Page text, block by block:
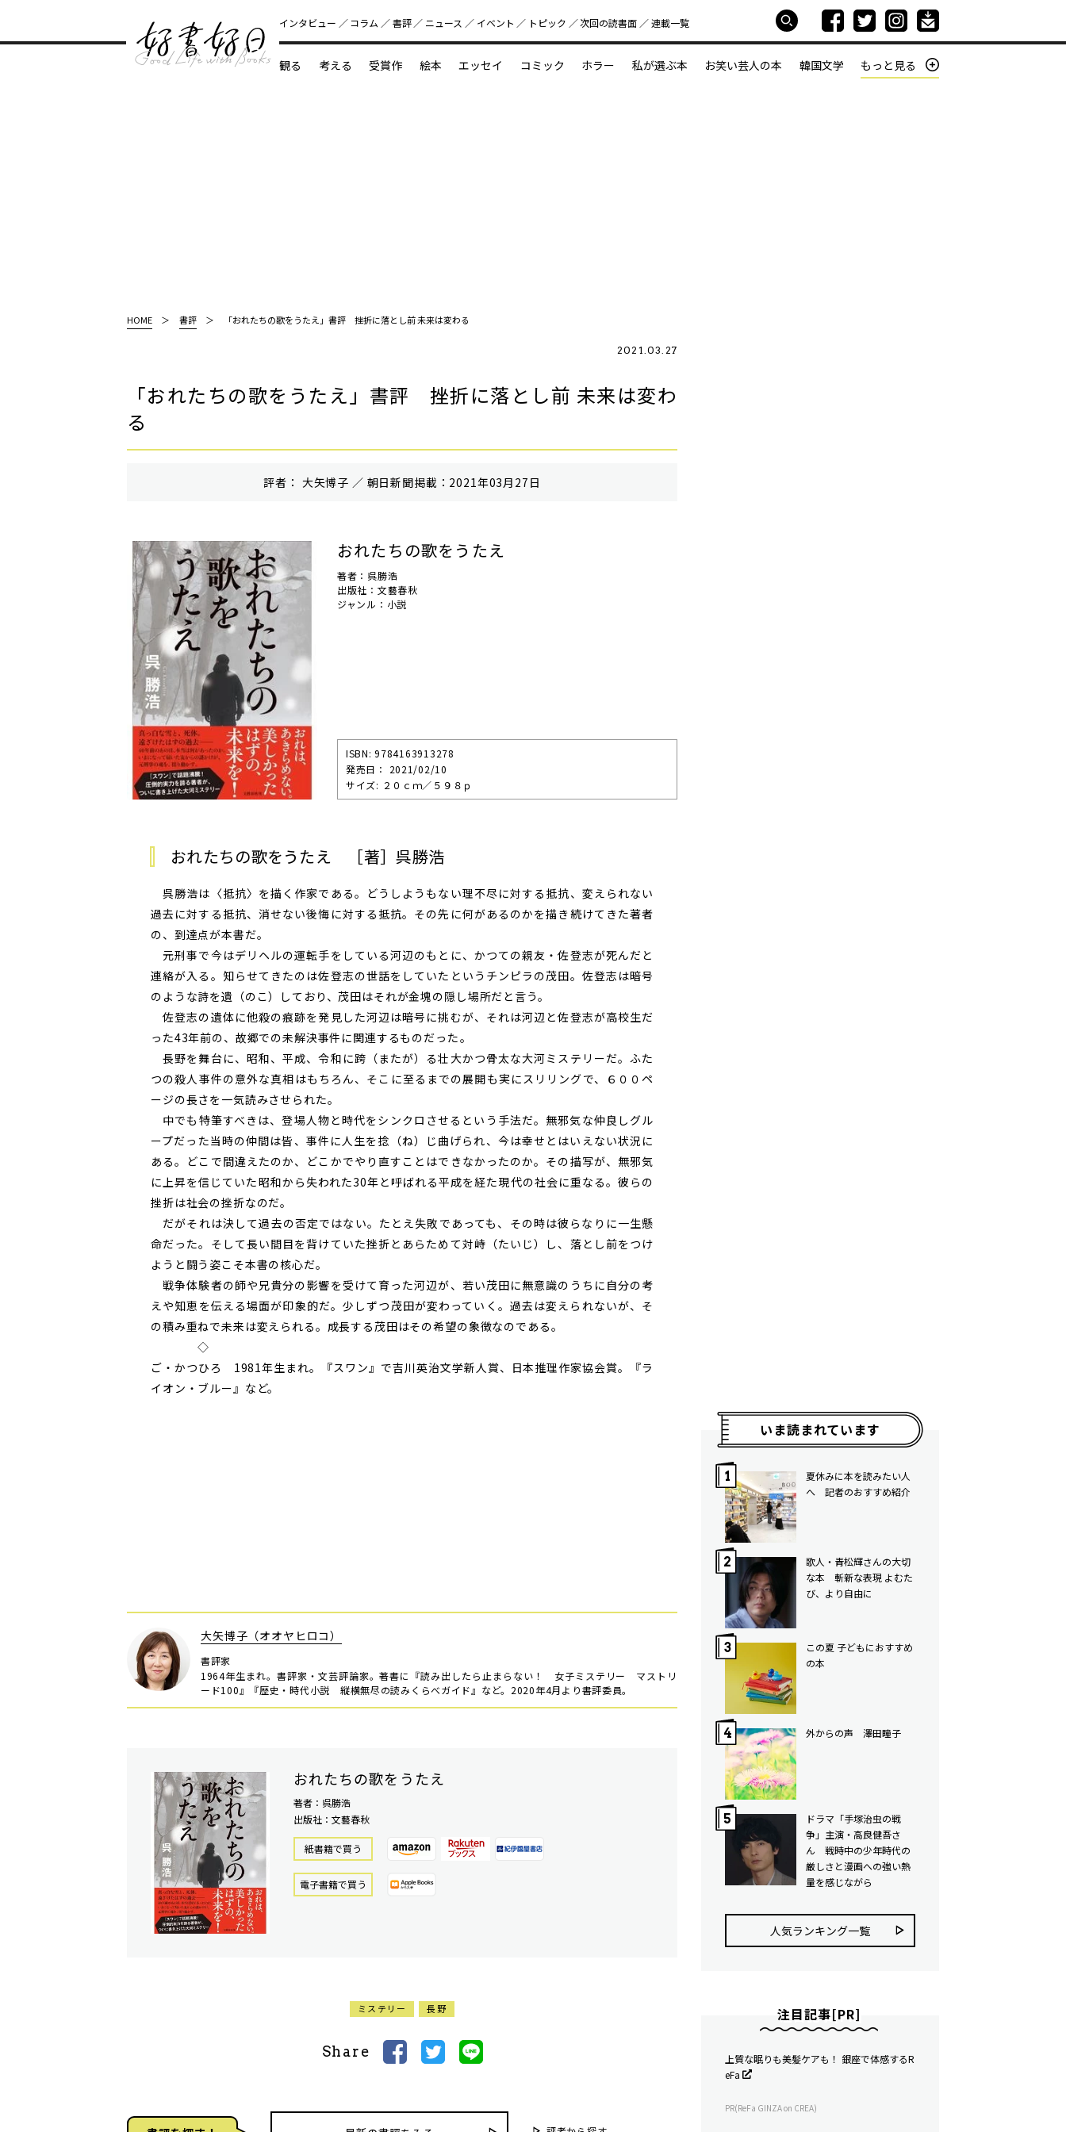
好書好日
インタビュー コラム 書評 ニュース イベント トピック 次回の読書⾯ 連載一覧
観る 考える 受賞作 絵本 エッセイ コミック ホラー 私が選ぶ本 お笑い芸人の本 韓国文学 もっと見る
HOME 書評 「おれたちの歌をうたえ」書評 挫折に落とし前 未来は変わる
2021.03.27
「おれたちの歌をうたえ」書評 挫折に落とし前 未来は変わ
る
評者： 大矢博子 ／ 朝⽇新聞掲載：2021年03月27日
おれたちの歌をうたえ
著者：呉勝浩
出版社：文藝春秋
ジャンル：小説
ISBN: 9784163913278
発売⽇： 2021/02/10
サイズ: ２０ｃｍ／５９８ｐ
おれたちの歌をうたえ ［著］呉勝浩
呉勝浩は〈抵抗〉を描く作家である。どうしようもない理不尽に対する抵抗、変えられない
過去に対する抵抗、消せない後悔に対する抵抗。その先に何があるのかを描き続けてきた著者
の、到達点が本書だ。
元刑事で今はデリヘルの運転手をしている河辺のもとに、かつての親友・佐登志が死んだと
連絡が入る。知らせてきたのは佐登志の世話をしていたというチンピラの茂田。佐登志は暗号
のような詩を遺（のこ）しており、茂田はそれが金塊の隠し場所だと言う。
佐登志の遺体に他殺の痕跡を発見した河辺は暗号に挑むが、それは河辺と佐登志が高校生だ
った43年前の、故郷での未解決事件に関連するものだった――。
長野を舞台に、昭和、平成、令和に跨（またが）る壮大かつ骨太な大河ミステリーだ。ふた
つの殺人事件の意外な真相はもちろん、そこに至るまでの展開も実にスリリングで、６００ペ
ージの長さを一気読みさせられた。
中でも特筆すべきは、登場人物と時代をシンクロさせるという手法だ。無邪気な仲良しグル
ープだった当時の仲間は皆、事件に人生を捻（ね）じ曲げられ、今は幸せとはいえない状況に
ある。どこで間違えたのか、どこかでやり直すことはできなかったのか。その描写が、無邪気
に上昇を信じていた昭和から失われた30年と呼ばれる平成を経た現代の社会に重なる。彼らの
挫折は社会の挫折なのだ。
だがそれは決して過去の否定ではない。たとえ失敗であっても、その時は彼らなりに一生懸
命だった。そして長い間目を背けていた挫折とあらためて対峙（たいじ）し、落とし前をつけ
ようと闘う姿こそ本書の核心だ。
戦争体験者の師や兄貴分の影響を受けて育った河辺が、若い茂田に無意識のうちに自分の考
えや知恵を伝える場面が印象的だ。少しずつ茂田が変わっていく。過去は変えられないが、そ
の積み重ねで未来は変えられる。成長する茂田はその希望の象徴なのである。
◇
ご・かつひろ 1981年生まれ。『スワン』で吉川英治文学新人賞、日本推理作家協会賞。『ラ
イオン・ブルー』など。
大矢博子（オオヤヒロコ）
書評家
1964年生まれ。書評家・文芸評論家。著書に『読み出したら止まらない！ 女子ミステリー マストリ
ード100』『歴史・時代小説 縦横無尽の読みくらべガイド』など。2020年4月より書評委員。
おれたちの歌をうたえ
著者：呉勝浩
出版社：文藝春秋
紙書籍で買う
電⼦書籍で買う
ミステリー 長野
Share
いま読まれています
夏休みに本を読みたい人
へ 記者のおすすめ紹介
歌人・青松輝さんの大切
な本 斬新な表現 よむた
び、より自由に
この夏 子どもにおすすめ
の本
外からの声 澤田瞳子
ドラマ「手塚治虫の戦
争」主演・高良健吾さ
ん 戦時中の少年時代の
厳しさと漫画への強い熱
量を感じながら
人気ランキング⼀覧
注目記事[PR]
上質な眠りも美髪ケアも！ 銀座で体感するR
eFa
PR(ReFa GINZA on CREA)